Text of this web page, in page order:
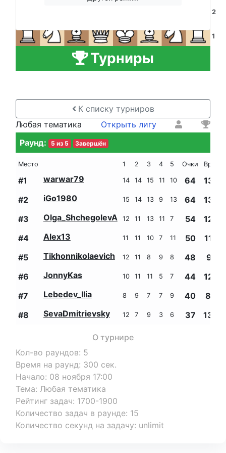
1
2
C Турниры
К списку турниров
Любая тематика
Открыть лигу
Раунд: 5 из 5 Завершён
Место 1 2 3 4 5 Очки Время
#1 warwar79 14 14 15 11 10 64
1323
#2 iGo1980 15 14 13 9 13 64
1326
#3 Olga_ShchegolevA 12 11 13 11 7 54
1267
#4 Alex13 11 11 10 7 11 50
1138
#5 Tikhonnikolaevich 12 11 8 9 8 48
915
#6 JonnyKas 10 11 11 5 7 44
1287
#7 Lebedev_Ilia 8 9 7 7 9 40
839
#8 SevaDmitrievsky 12 7 9 3 6 37 1303
О турнире
Кол-во раундов: 5
Время на раунд: 300 сек.
Начало: 08 ноября 17:00
Тема: Любая тематика
Рейтинг задач: 1700-1900
Количество задач в раунде: 15
Количество секунд на задачу: unlimit